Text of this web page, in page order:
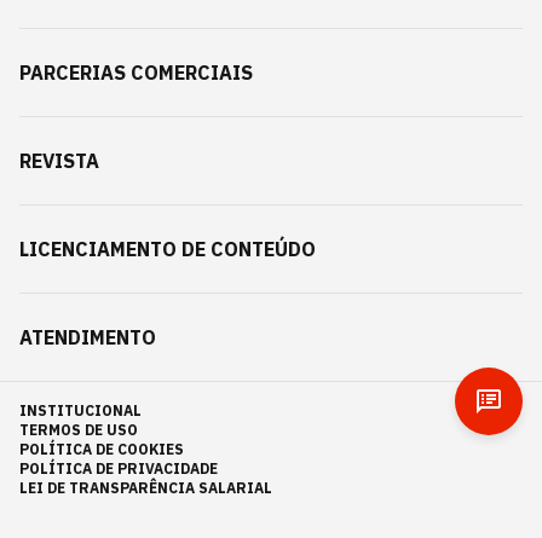
PARCERIAS COMERCIAIS
REVISTA
LICENCIAMENTO DE CONTEÚDO
ATENDIMENTO
INSTITUCIONAL
TERMOS DE USO
POLÍTICA DE COOKIES
POLÍTICA DE PRIVACIDADE
LEI DE TRANSPARÊNCIA SALARIAL